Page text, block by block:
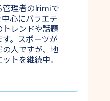
管理者のIrimiで
心にバラエテ
トレンドや話題
。スポーツが
人ですが、地
トを継続中。